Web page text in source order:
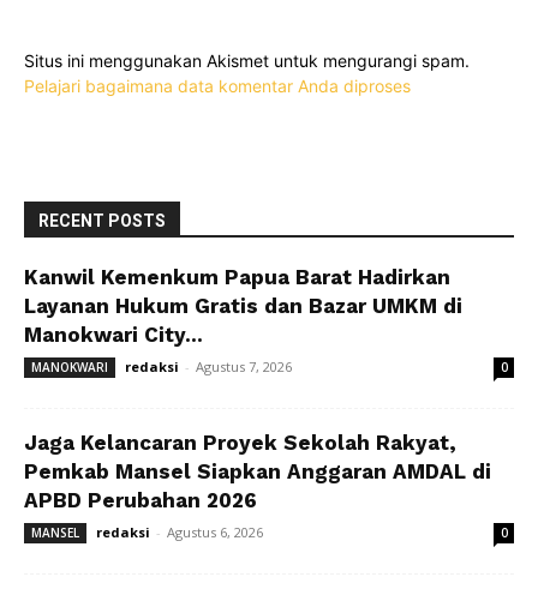
Situs ini menggunakan Akismet untuk mengurangi spam.
Pelajari bagaimana data komentar Anda diproses
RECENT POSTS
Kanwil Kemenkum Papua Barat Hadirkan
Layanan Hukum Gratis dan Bazar UMKM di
Manokwari City...
MANOKWARI redaksi - Agustus 7, 2026 0
Jaga Kelancaran Proyek Sekolah Rakyat,
Pemkab Mansel Siapkan Anggaran AMDAL di
APBD Perubahan 2026
MANSEL redaksi - Agustus 6, 2026 0